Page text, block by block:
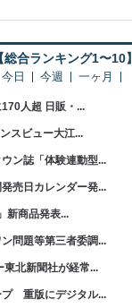
【総合ランキング1〜10】
今日 今週 一ヶ月
人超 日販・...
スビュー大江...
ン誌「体験連動型...
売日カレンダー発...
新商品発表...
問題等第三者委調...
東北新聞社が経常...
プ 重版にデジタル...